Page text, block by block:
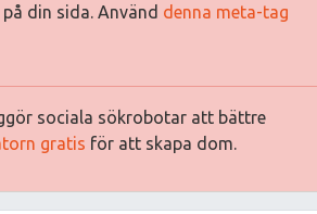
din sida. Använd denna meta-tag
sociala sökrobotar att bättre
gratis för att skapa dom.